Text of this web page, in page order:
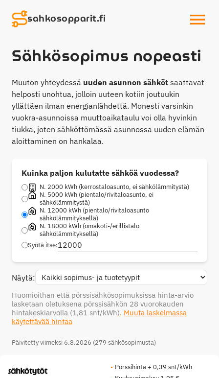
sahkosopparit.fi
Sähkösopimus nopeasti
Muuton yhteydessä uuden asunnon sähköt saattavat
helposti unohtua, jolloin uuteen kotiin joutuukin
yllättäen ilman energianlähdettä. Monesti varsinkin
vuokra-asunnoissa muuttoaikataulu voi olla hyvinkin
tiukka, joten sähköttömässä asunnossa uuden elämän
aloittaminen on hankalaa.
Kuinka paljon kulutatte sähköä vuodessa?
N. 2000 kWh (kerrostaloasunto, ei sähkölämmitystä)
N. 5000 kWh (pientalo/rivitaloasunto, ei
sähkölämmitystä)
N. 12000 kWh (pientalo/rivitaloasunto
sähkölämmityksellä)
N. 18000 kWh (omakoti-/erillistalo
sähkölämmityksellä)
Syötä itse:
Näytä:
Huomioithan että pörssisähkösopimuksissa hinta-arvio
lasketaan oletuksena pörssisähkön 28 vuorokauden
hintakeskiarvolla (1,81 snt/kWh). Muuta laskelmassa
käytettävää hintaa
Päivitetty viimeksi 6.8.2026 (279 sähkösopimusta)
Pörssihinta + 0,39 snt/kWh